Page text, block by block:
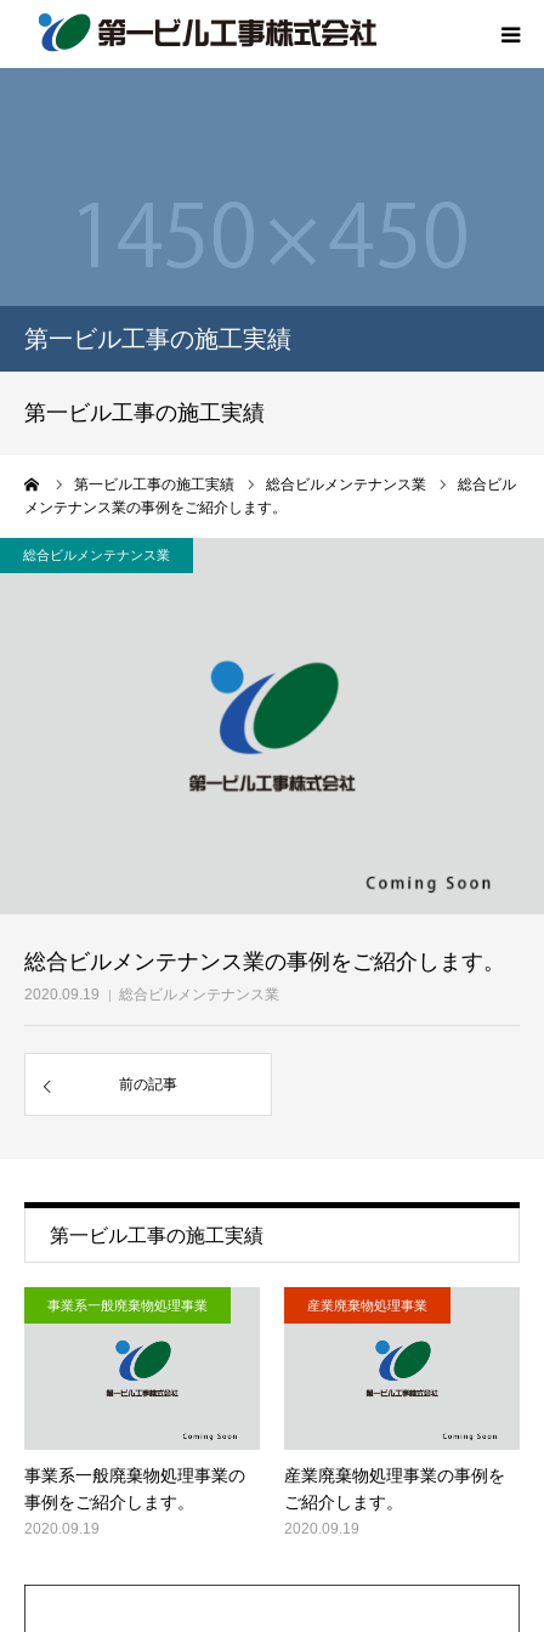
第一ビル工事の施工実績
第一ビル工事の施工実績
第一ビル工事の施工実績 総合ビルメンテナンス業
総合ビル
メンテナンス業の事例をご紹介します。
総合ビルメンテナンス業
総合ビルメンテナンス業の事例をご紹介します。
2020.09.19 総合ビルメンテナンス業
前の記事
第一ビル工事の施工実績
事業系一般廃棄物処理事業
事業系一般廃棄物処理事業の
事例をご紹介します。
2020.09.19
産業廃棄物処理事業
産業廃棄物処理事業の事例を
ご紹介します。
2020.09.19
代表挨拶
事業内容